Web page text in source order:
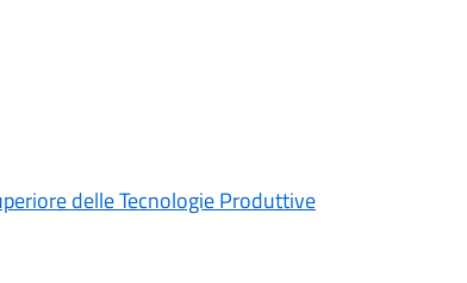
delle Tecnologie Produttive